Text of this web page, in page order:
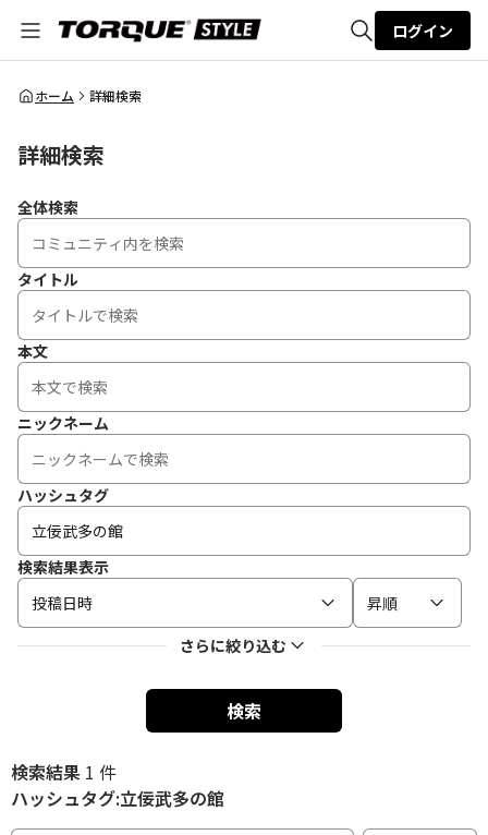
全体検索
ログイン
ホーム 詳細検索
詳細検索
全体検索
タイトル
本文
ニックネーム
ハッシュタグ
検索結果表示
投稿日時
昇順
さらに絞り込む
検索
検索結果 1 件
ハッシュタグ:立佞武多の館